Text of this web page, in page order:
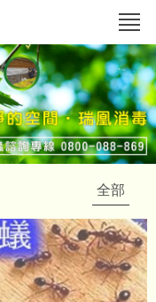
全部